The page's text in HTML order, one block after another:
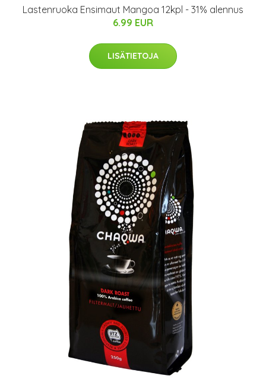
Lastenruoka Ensimaut Mangoa 12kpl - 31% alennus
6.99 EUR
LISÄTIETOJA